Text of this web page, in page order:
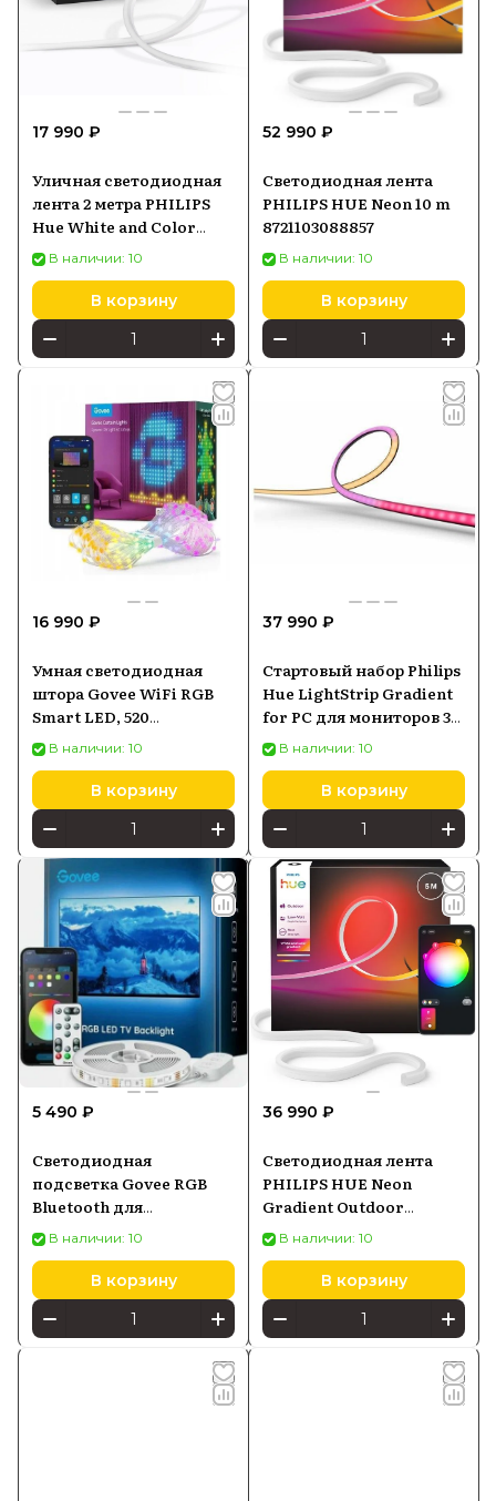
17 990 ₽
Уличная светодиодная
лента 2 метра PHILIPS
Hue White and Color
Ambiance 929002289002
В наличии: 10
В корзину
52 990 ₽
Светодиодная лента
PHILIPS HUE Neon 10 m
8721103088857
В наличии: 10
В корзину
16 990 ₽
Умная светодиодная
штора Govee WiFi RGB
Smart LED, 520
светодиодов
В наличии: 10
В корзину
37 990 ₽
Стартовый набор Philips
Hue LightStrip Gradient
for PC для мониторов 32-
34 (929003498602)
В наличии: 10
В корзину
5 490 ₽
Светодиодная
подсветка Govee RGB
Bluetooth для
телевизоров 46-60
дюймов H6179
В наличии: 10
В корзину
36 990 ₽
Светодиодная лента
PHILIPS HUE Neon
Gradient Outdoor
Lightstrip 8721103088734
В наличии: 10
В корзину